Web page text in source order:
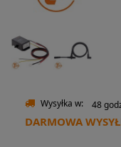
Wysyłka w: 48
DARMOWA